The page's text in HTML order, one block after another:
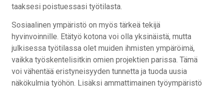
taaksesi poistuessasi työtilasta.
Sosiaalinen ympäristö on myös tärkeä tekijä
hyvinvoinnille. Etätyö kotona voi olla yksinäistä, mutta
julkisessa työtilassa olet muiden ihmisten ympäröimä,
vaikka työskentelisitkin omien projektien parissa. Tämä
voi vähentää eristyneisyyden tunnetta ja tuoda uusia
näkökulmia työhön. Lisäksi ammattimainen työympäristö